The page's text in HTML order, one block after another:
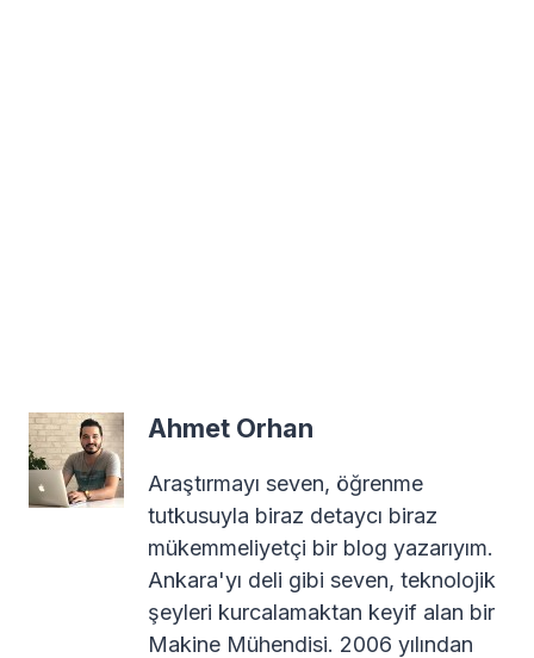
Ahmet Orhan
Araştırmayı seven, öğrenme
tutkusuyla biraz detaycı biraz
mükemmeliyetçi bir blog yazarıyım.
Ankara'yı deli gibi seven, teknolojik
şeyleri kurcalamaktan keyif alan bir
Makine Mühendisi. 2006 yılından